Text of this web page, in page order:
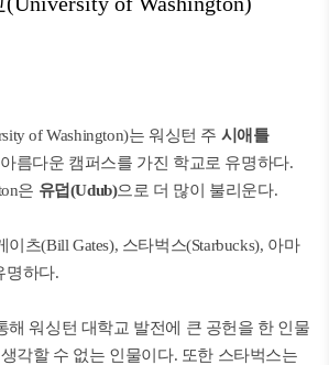
of Washington)는 워싱턴 주 시애틀
름다운 캠퍼스를 가진 학교로 유명하다.
은 유덥(Udub)으로 더 많이 불리운다.
이츠(Bill Gates), 스타벅스(Starbucks), 아마
명하다.
해 워싱턴 대학교 발전에 큰 공헌을 한 인물
각할 수 없는 인물이다. 또한 스타벅스는